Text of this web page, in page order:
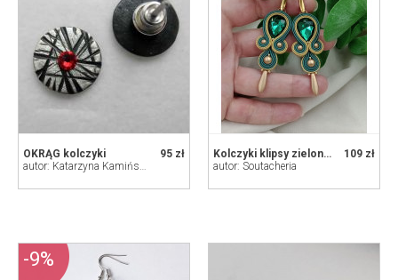
95 zł
OKRĄG kolczyki
autor: Katarzyna Kamińska - ART
109 zł
Kolczyki klipsy zielone butelkowe szmaragdowe złote soutache sutasz
autor: Soutacheria
-9%